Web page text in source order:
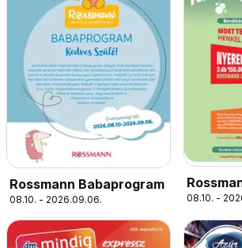
Rossmann Babaprogram
08.10. - 2026.09.06. 08.10. -